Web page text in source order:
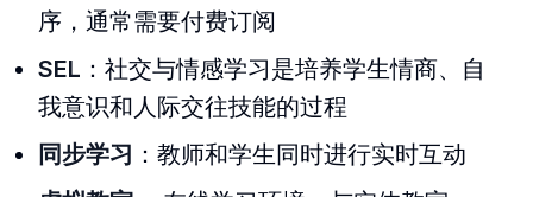
序，通常需要付费订阅
SEL ：社交与情感学习是培养学生情商、自
我意识和人际交往技能的过程
同步学习 ：教师和学生同时进行实时互动